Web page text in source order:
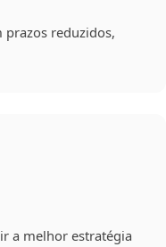
prazos reduzidos,
a melhor estratégia